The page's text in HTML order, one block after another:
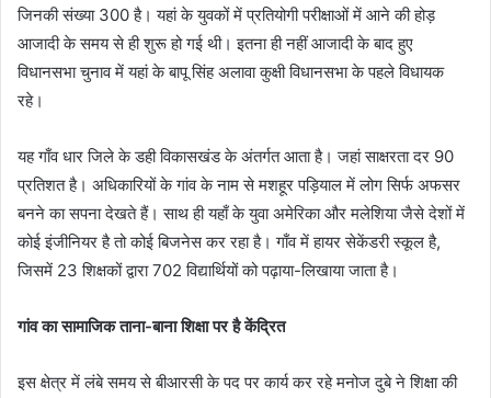
जिनकी संख्या 300 है। यहां के युवकों में प्रतियोगी परीक्षाओं में आने की होड़
आजादी के समय से ही शुरू हो गई थी। इतना ही नहीं आजादी के बाद हुए
विधानसभा चुनाव में यहां के बापू सिंह अलावा कुक्षी विधानसभा के पहले विधायक
रहे।
यह गाँव धार जिले के डही विकासखंड के अंतर्गत आता है। जहां साक्षरता दर 90
प्रतिशत है। अधिकारियों के गांव के नाम से मशहूर पड़ियाल में लोग सिर्फ अफसर
बनने का सपना देखते हैं। साथ ही यहाँ के युवा अमेरिका और मलेशिया जैसे देशों में
कोई इंजीनियर है तो कोई बिजनेस कर रहा है। गाँव में हायर सेकेंडरी स्कूल है,
जिसमें 23 शिक्षकों द्वारा 702 विद्यार्थियों को पढ़ाया-लिखाया जाता है।
गांव का सामाजिक ताना-बाना शिक्षा पर है केंद्रित
इस क्षेत्र में लंबे समय से बीआरसी के पद पर कार्य कर रहे मनोज दुबे ने शिक्षा की